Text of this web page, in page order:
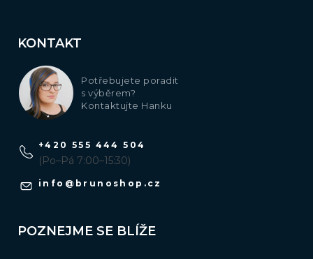
KONTAKT
Potřebujete poradit
s výběrem?
Kontaktujte Hanku
info @ brunoshop.cz
+420 555 444 504
(Po–Pá 7:00–15:30)
POZNEJME SE BLÍŽE